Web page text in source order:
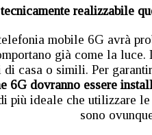
realizzabile
mobile 6G avrà
già come la
di casa o simili. Per
6G dovranno essere
più ideale che utilizzare
sono